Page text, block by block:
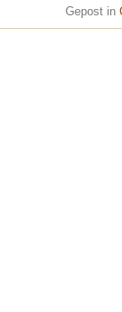
Gepost in